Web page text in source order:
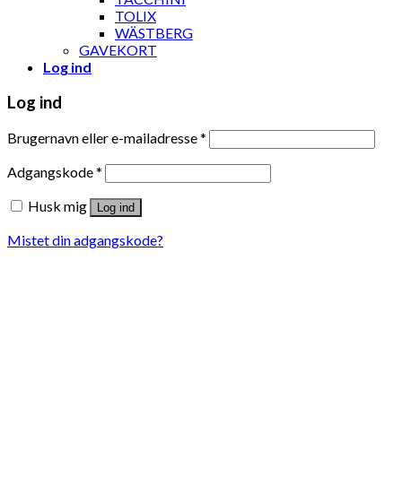
TOLIX
WÄSTBERG
GAVEKORT
Log ind
Log ind
Brugernavn eller e-mailadresse*
Adgangskode*
Husk mig
Log ind
Mistet din adgangskode?